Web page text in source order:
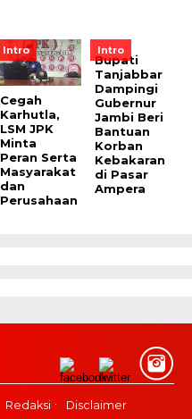
Intro
Cegah
Karhutla,
LSM JPK
Minta
Peran Serta
Masyarakat
dan
Perusahaan
Intro
Bupati
Tanjabbar
Dampingi
Gubernur
Jambi Beri
Bantuan
Korban
Kebakaran
di Pasar
Ampera
Redaksi
Disclaimer